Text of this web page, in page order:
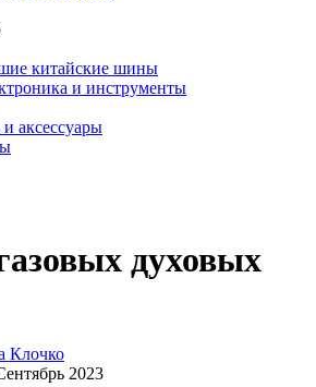
китайские шины
и инструменты
аксессуары
духовых
Клочко
2023